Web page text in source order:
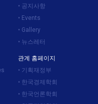
공지사항
Events
Gallery
뉴스레터
관계 홈페이지
기획재정부
한국경제학회
한국언론학회